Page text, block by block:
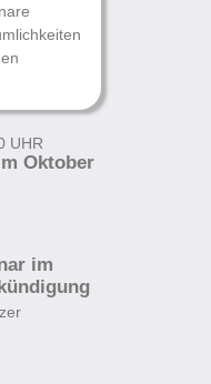
UHR
Oktober
im